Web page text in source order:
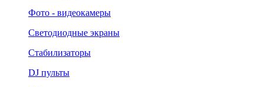
Фото - видеокамеры
Светодиодные экраны
Стабилизаторы
DJ пульты